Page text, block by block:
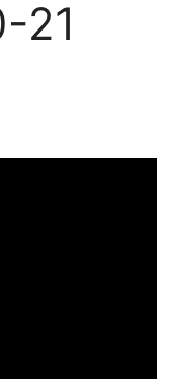
21